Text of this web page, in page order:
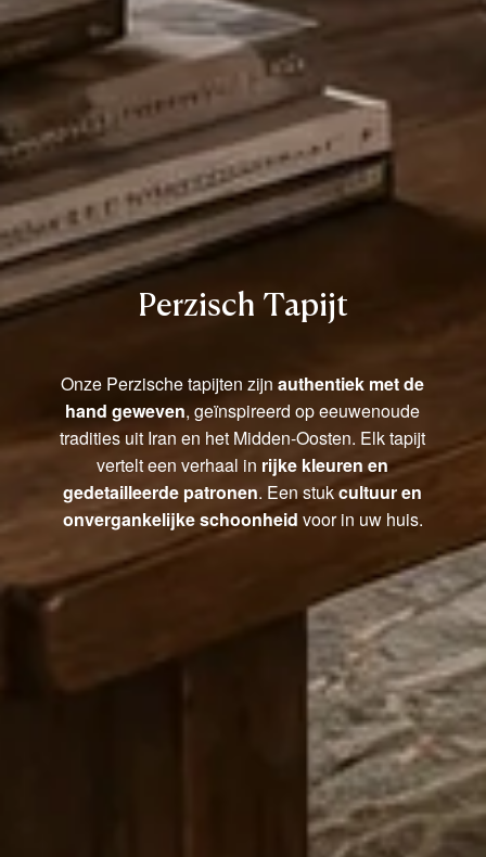
Perzisch Tapijt
Onze Perzische tapijten zijnauthentiek met de
hand geweven, geïnspireerd op eeuwenoude
tradities uit Iran en het Midden-Oosten. Elk tapijt
vertelt een verhaal in rijke kleuren en
gedetailleerde patronen. Een stukcultuur en
onvergankelijke schoonheid voor in uw huis.